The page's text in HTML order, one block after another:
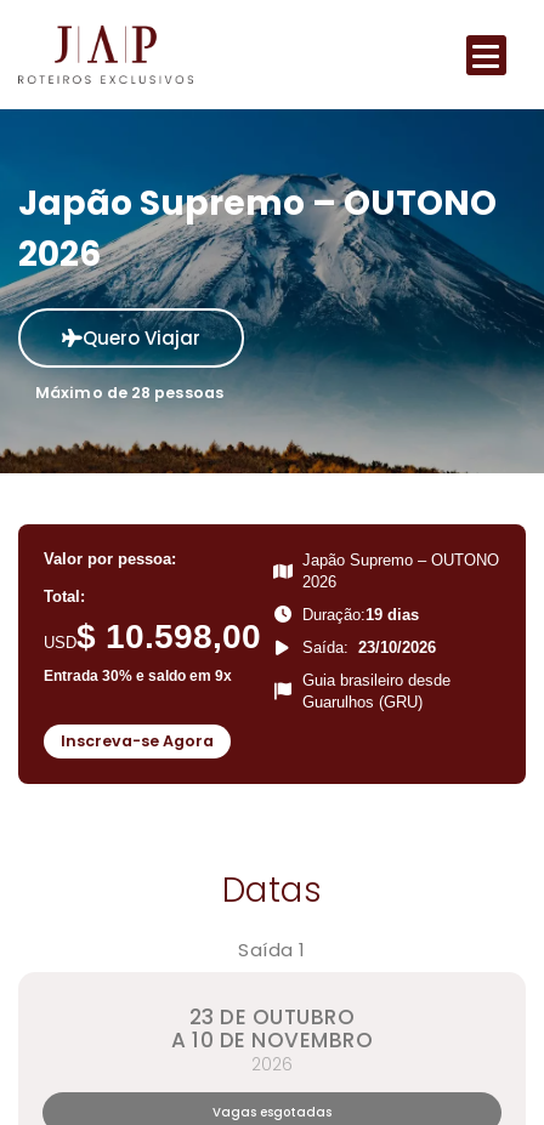
Japão Supremo – OUTONO
2026
Quero Viajar
Máximo de 28 pessoas
Valor por pessoa:
Total:
USD$ 10.598,00
Entrada 30% e saldo em 9x
Japão Supremo – OUTONO
2026
Duração:19 dias
Saída: 23/10/2026
Guia brasileiro desde
Guarulhos (GRU)
Inscreva-se Agora
Datas
Saída 1
23 DE OUTUBRO
A 10 DE NOVEMBRO
2026
Vagas esgotadas